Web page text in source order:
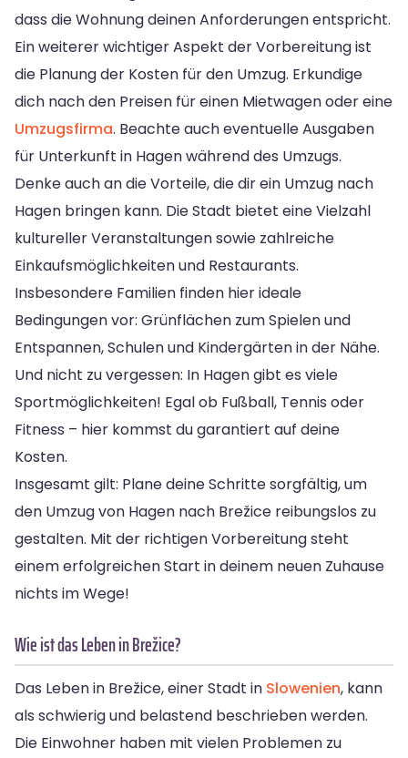
dass die Wohnung deinen Anforderungen entspricht.
Ein weiterer wichtiger Aspekt der Vorbereitung ist
die Planung der Kosten für den Umzug. Erkundige
dich nach den Preisen für einen Mietwagen oder eine
Umzugsfirma. Beachte auch eventuelle Ausgaben
für Unterkunft in Hagen während des Umzugs.
Denke auch an die Vorteile, die dir ein Umzug nach
Hagen bringen kann. Die Stadt bietet eine Vielzahl
kultureller Veranstaltungen sowie zahlreiche
Einkaufsmöglichkeiten und Restaurants.
Insbesondere Familien finden hier ideale
Bedingungen vor: Grünflächen zum Spielen und
Entspannen, Schulen und Kindergärten in der Nähe.
Und nicht zu vergessen: In Hagen gibt es viele
Sportmöglichkeiten! Egal ob Fußball, Tennis oder
Fitness – hier kommst du garantiert auf deine
Kosten.
Insgesamt gilt: Plane deine Schritte sorgfältig, um
den Umzug von Hagen nach Brežice reibungslos zu
gestalten. Mit der richtigen Vorbereitung steht
einem erfolgreichen Start in deinem neuen Zuhause
nichts im Wege!
Wie ist das Leben in Brežice?
Das Leben in Brežice, einer Stadt in Slowenien, kann
als schwierig und belastend beschrieben werden.
Die Einwohner haben mit vielen Problemen zu